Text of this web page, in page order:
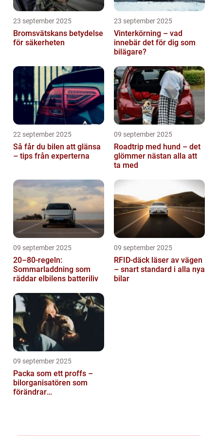
23 september 2025
Bromsvätskans betydelse
för säkerheten
23 september 2025
Vinterkörning – vad
innebär det för dig som
bilägare?
22 september 2025
Så får du bilen att glänsa
– tips från experterna
09 september 2025
Roadtrip med hund – det
glömmer nästan alla att
ta med
09 september 2025
20–80-regeln:
Sommarladdning som
räddar elbilens batteriliv
09 september 2025
RFID-däck läser av vägen
– snart standard i alla nya
bilar
09 september 2025
Packa som ett proffs –
bilorganisatören som
förändrar